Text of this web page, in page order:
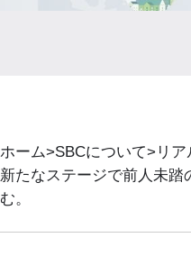
ホーム SBCについて リ
新たなステージで前人未踏
む。